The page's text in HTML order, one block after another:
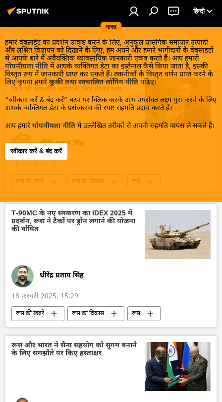
भारत
हिन्दी
हमारे वेबसाईट का प्रदर्शन उत्कृष्ट करने के लिए, अनुकूल प्रासंगिक समाचार उत्पादों
और लक्षित विज्ञापन को दिखाने के लिए, हम अपने और हमारे भागीदारों के वेबसाइटों
से आपके बारे में अवैयक्तिक व्यावसायिक जानकारी एकत्र करते हैं। आप हमारी
गोपनीयता नीति में आपके व्यक्तिगत डेटा का इस्तेमाल कैसे किया जाता है, इसकी
विस्तृत रूप में जानकारी प्राप्त कर सकते हैं। तकनीकों के विस्तृत वर्णन प्राप्त करने के
लिए कृपया हमारे कूकी तथा स्वचालित लॉगिंग नीति पढ़िए।
“स्वीकार करें & बंद करें” बटन पर क्लिक करके आप उपरोक्त लक्ष्य पुरा करने के लिए
आपके व्यक्तिगत डेटा के प्रसंस्करण की स्पष्ट सहमति प्रदान करते हैं।
आप हमारे गोपनीयता नीति में उल्लेखित तरीकों से अपनी सहमति वापस ले सकते हैं।
स्वीकार करें & बंद करें
खबरें - 18.02.2025
खत्म हो गया था जेलेंस्की का राष्ट्रपति कार्यकाल,
फिर भी बातचीत करने के लिए तैयार रूस
धीरेंद्र प्रताप सिंह
रूस की खबरें रूस का विकास
रूस
यूक्रेन का जवाबी हमला
यूक्रेन की सुरक्षा सेवा (SBU)
व्लादिमीर पुतिन
वोलोडिमिर ज़ेलेंस्की
T-90MC के नए संस्करण का IDEX 2025 में
प्रदर्शन, रूस ने टैंकों पर ड्रोन लगाने की योजना
की घोषित
धीरेंद्र प्रताप सिंह
18 फ़रवरी 2025, 15:29
रूस की खबरें रूस का विकास
रूस
मास्को
रूसी सैन्य तकनीक
सैन्य तकनीक
सैन्य तकनीकी सहयोग
तकनीकी विकास
विज्ञान एवं प्रौद्योगिकी
रूस और भारत ने सैन्य सहयोग को सुगम बनाने
के लिए समझौते पर किए हस्ताक्षर